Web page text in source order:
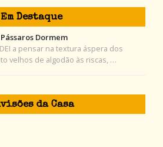
Em Destaque
Dormem
a pensar na textura áspera dos
velhos de algodão às riscas, …
da Casa